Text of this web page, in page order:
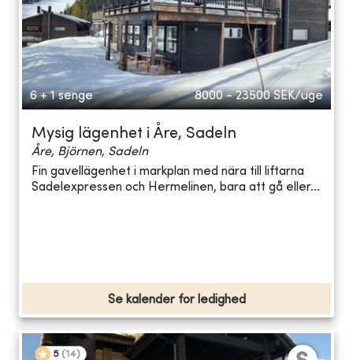
6 + 1 senge 8000 - 23500 SEK/uge
Mysig lägenhet i Åre, Sadeln
Åre, Björnen, Sadeln
Fin gavellägenhet i markplan med nära till liftarna
Sadelexpressen och Hermelinen, bara att gå eller...
Se kalender for ledighed
5 (14)